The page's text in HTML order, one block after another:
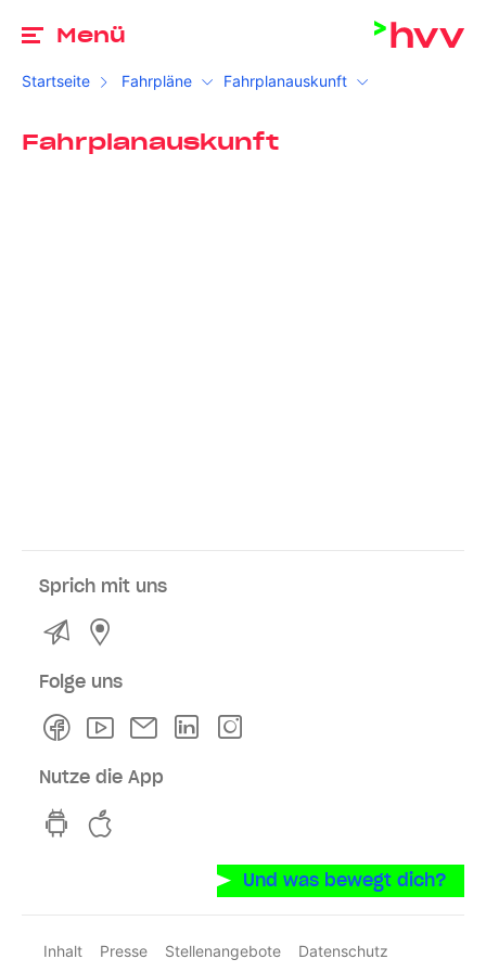
Menü
Startseite Fahrpläne Fahrplanauskunft
Fahrplanauskunft
Sprich mit uns
Kontakt
Folge uns
FacebookYoutubeNewsletterLinkedln
Nutze die App
hvv switch App auf GooglePlay
Und was bewegt dich?
Inhalt Presse Stellenangebote
Datenschutz